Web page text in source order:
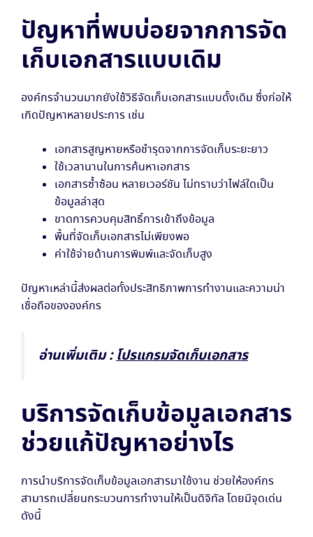
ปัญหาที่พบบ่อยจากการจัด
เก็บเอกสารแบบเดิม
องค์กรจำนวนมากยังใช้วิธีจัดเก็บเอกสารแบบดั้งเดิม ซึ่งก่อให้
เกิดปัญหาหลายประการ เช่น
เอกสารสูญหายหรือชำรุดจากการจัดเก็บระยะยาว
ใช้เวลานานในการค้นหาเอกสาร
เอกสารซ้ำซ้อน หลายเวอร์ชัน ไม่ทราบว่าไฟล์ใดเป็น
ข้อมูลล่าสุด
ขาดการควบคุมสิทธิ์การเข้าถึงข้อมูล
พื้นที่จัดเก็บเอกสารไม่เพียงพอ
ค่าใช้จ่ายด้านการพิมพ์และจัดเก็บสูง
ปัญหาเหล่านี้ส่งผลต่อทั้งประสิทธิภาพการทำงานและความน่า
เชื่อถือขององค์กร
อ่านเพิ่มเติม :โปรแกรมจัดเก็บเอกสาร
บริการจัดเก็บข้อมูลเอกสาร
ช่วยแก้ปัญหาอย่างไร
การนำบริการจัดเก็บข้อมูลเอกสารมาใช้งาน ช่วยให้องค์กร
สามารถเปลี่ยนกระบวนการทำงานให้เป็นดิจิทัล โดยมีจุดเด่น
ดังนี้